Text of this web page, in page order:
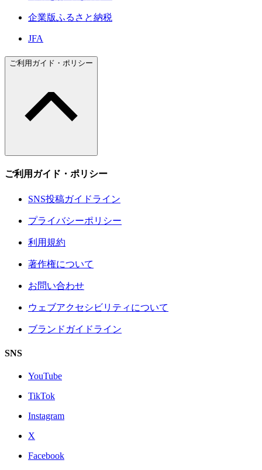
企業版ふるさと納税
JFA
ご利用ガイド・ポリシー
ご利用ガイド・ポリシー
SNS投稿ガイドライン
プライバシーポリシー
利用規約
著作権について
お問い合わせ
ウェブアクセシビリティについて
ブランドガイドライン
SNS
YouTube
TikTok
Instagram
X
Facebook